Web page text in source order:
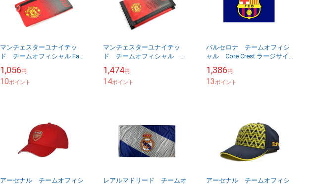
マンチェスターユナイテッ
ド チームオフィシャル Fade
1,056円
10ポイント
マンチェスターユナイテッ
ド チームオフィシャル
ォレット 【他商品同梱OK・
送料無...
1,474円
14ポイント
バルセロナ チームオフィシ
ャル Core Crest ラージサイ
【他商品同梱OK・送料無料商
品】
1,386円
13ポイント
アーセナル チームオフィシ
レアルマドリード チームオ
アーセナル チームオフィシ